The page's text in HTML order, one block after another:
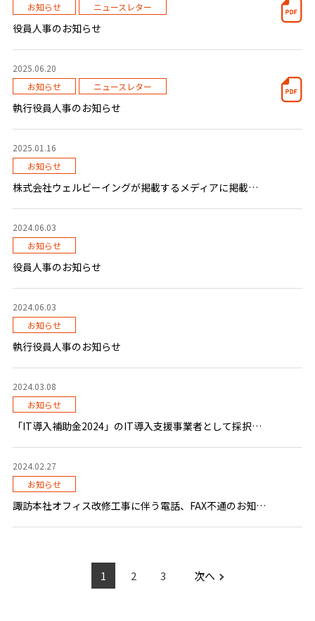
お知らせ
ニュースレター
役員人事のお知らせ
2025.06.20
お知らせ
ニュースレター
執行役員人事のお知らせ
2025.01.16
お知らせ
株式会社ウェルビーイングが掲載するメディアに掲載されました。
2024.06.03
お知らせ
役員人事のお知らせ
2024.06.03
お知らせ
執行役員人事のお知らせ
2024.03.08
お知らせ
「IT導入補助金2024」のIT導入支援事業者として採択されました。
2024.02.27
お知らせ
諏訪本社オフィス改修工事に伴う電話、FAX不通のお知らせ
1 2 3 次へ